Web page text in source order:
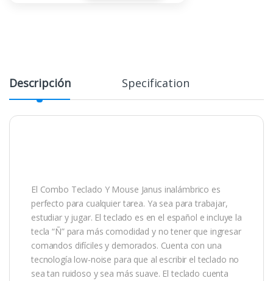
Descripción Specification
El Combo Teclado Y Mouse Janus inalámbrico es
perfecto para cualquier tarea. Ya sea para trabajar,
estudiar y jugar. El teclado es en el español e incluye la
tecla “Ñ” para más comodidad y no tener que ingresar
comandos difíciles y demorados. Cuenta con una
tecnología low-noise para que al escribir el teclado no
sea tan ruidoso y sea más suave. El teclado cuenta